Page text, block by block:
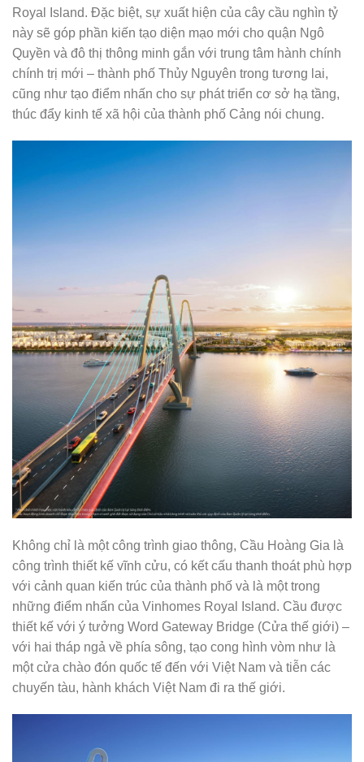
Royal Island. Đặc biệt, sự xuất hiện của cây cầu nghìn tỷ
này sẽ góp phần kiến tạo diện mạo mới cho quận Ngô
Quyền và đô thị thông minh gắn với trung tâm hành chính
chính trị mới – thành phố Thủy Nguyên trong tương lai,
cũng như tạo điểm nhấn cho sự phát triển cơ sở hạ tầng,
thúc đẩy kinh tế xã hội của thành phố Cảng nói chung.
Không chỉ là một công trình giao thông, Cầu Hoàng Gia là
công trình thiết kế vĩnh cửu, có kết cấu thanh thoát phù hợp
với cảnh quan kiến trúc của thành phố và là một trong
những điểm nhấn của Vinhomes Royal Island. Cầu được
thiết kế với ý tưởng Word Gateway Bridge (Cửa thế giới) –
với hai tháp ngả về phía sông, tạo cong hình vòm như là
một cửa chào đón quốc tế đến với Việt Nam và tiễn các
chuyến tàu, hành khách Việt Nam đi ra thế giới.